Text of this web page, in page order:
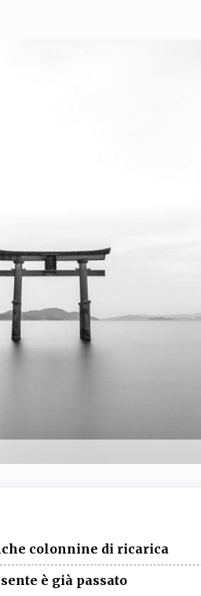
colonnine di ricarica
è già passato